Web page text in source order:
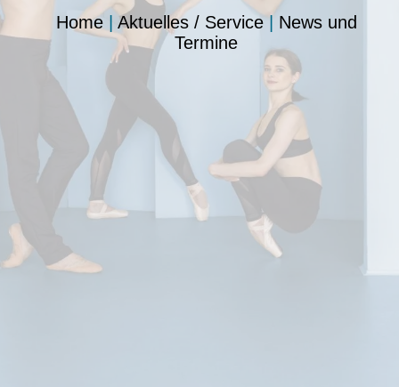
Home| Aktuelles / Service| News und
Termine